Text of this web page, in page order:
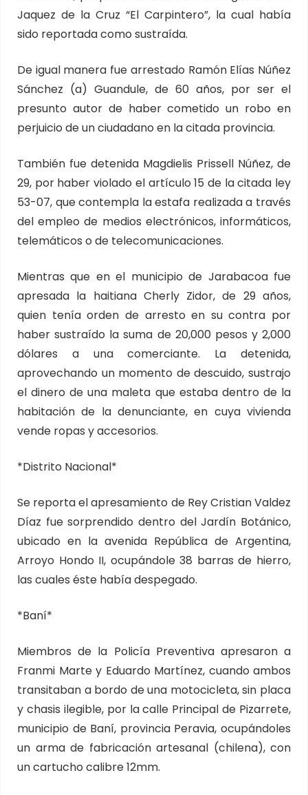
Jaquez de la Cruz “El Carpintero”, la cual había
sido reportada como sustraída.
De igual manera fue arrestado Ramón Elías Núñez
Sánchez (a) Guandule, de 60 años, por ser el
presunto autor de haber cometido un robo en
perjuicio de un ciudadano en la citada provincia.
También fue detenida Magdielis Prissell Núñez, de
29, por haber violado el artículo 15 de la citada ley
53-07, que contempla la estafa realizada a través
del empleo de medios electrónicos, informáticos,
telemáticos o de telecomunicaciones.
Mientras que en el municipio de Jarabacoa fue
apresada la haitiana Cherly Zidor, de 29 años,
quien tenía orden de arresto en su contra por
haber sustraído la suma de 20,000 pesos y 2,000
dólares a una comerciante. La detenida,
aprovechando un momento de descuido, sustrajo
el dinero de una maleta que estaba dentro de la
habitación de la denunciante, en cuya vivienda
vende ropas y accesorios.
*Distrito Nacional*
Se reporta el apresamiento de Rey Cristian Valdez
Díaz fue sorprendido dentro del Jardín Botánico,
ubicado en la avenida República de Argentina,
Arroyo Hondo II, ocupándole 38 barras de hierro,
las cuales éste había despegado.
*Baní*
Miembros de la Policía Preventiva apresaron a
Franmi Marte y Eduardo Martínez, cuando ambos
transitaban a bordo de una motocicleta, sin placa
y chasis ilegible, por la calle Principal de Pizarrete,
municipio de Baní, provincia Peravia, ocupándoles
un arma de fabricación artesanal (chilena), con
un cartucho calibre 12mm.